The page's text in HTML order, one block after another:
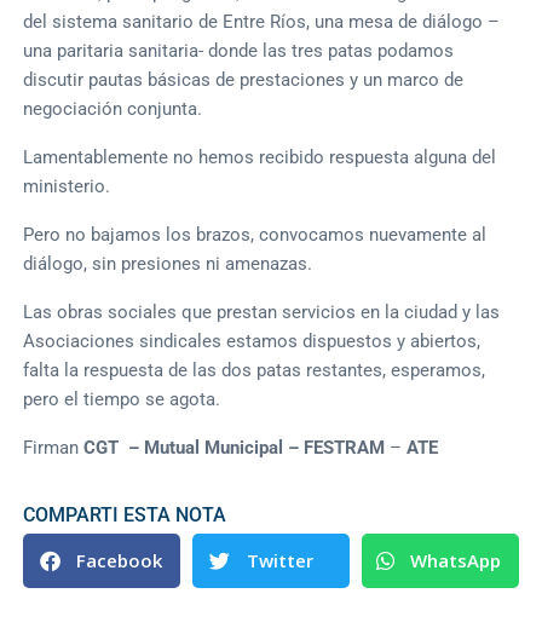
del sistema sanitario de Entre Ríos, una mesa de diálogo –
una paritaria sanitaria- donde las tres patas podamos
discutir pautas básicas de prestaciones y un marco de
negociación conjunta.
Lamentablemente no hemos recibido respuesta alguna del
ministerio.
Pero no bajamos los brazos, convocamos nuevamente al
diálogo, sin presiones ni amenazas.
Las obras sociales que prestan servicios en la ciudad y las
Asociaciones sindicales estamos dispuestos y abiertos,
falta la respuesta de las dos patas restantes, esperamos,
pero el tiempo se agota.
FirmanCGT – Mutual Municipal – FESTRAM –ATE
COMPARTI ESTA NOTA
Facebook Twitter WhatsApp